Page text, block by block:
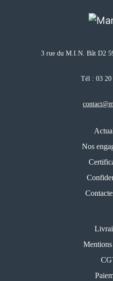
3 rue du M.I.N. Bât D2
Tél : 03 20
Nos
Mentions